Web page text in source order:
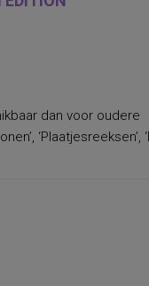
dan voor oudere
‘Plaatjesreeksen’,